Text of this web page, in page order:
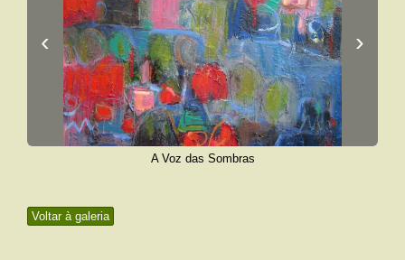
Voltar à galeria
‹ ›
A Voz das Sombras